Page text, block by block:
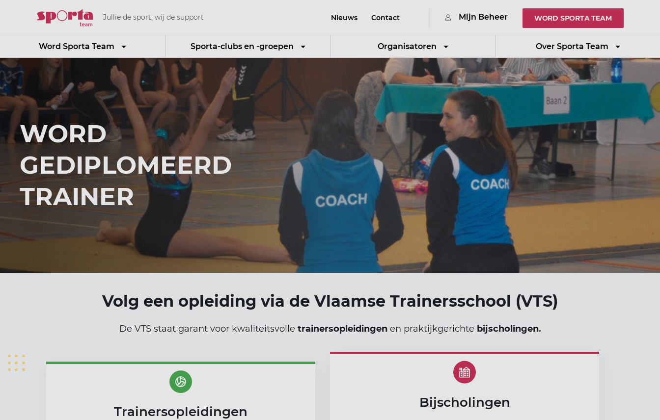
Jullie de sport, wij de support Nieuws Contact Mijn Beheer WORD SPORTA TEAM
Word Sporta Team Sporta-clubs en -groepen Organisatoren Over Sporta Team
WORD
GEDIPLOMEERD
TRAINER
Volg een opleiding via de Vlaamse Trainersschool (VTS)
De VTS staat garant voor kwaliteitsvolle trainersopleidingen en praktijkgerichte bijscholingen.
Trainersopleidingen
Bijscholingen